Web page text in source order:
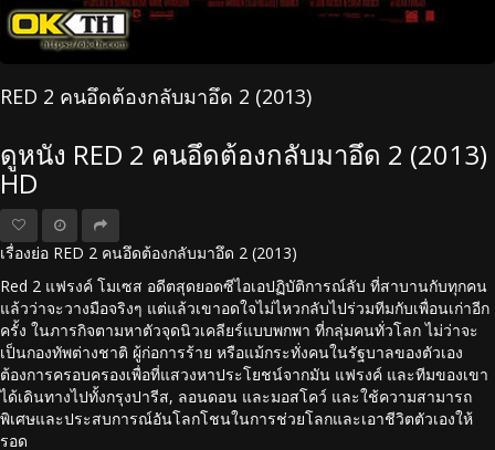
RED 2 คนอึดต้องกลับมาอึด 2 (2013)
ดูหนัง RED 2 คนอึดต้องกลับมาอึด 2 (2013)
HD
เรื่องย่อ RED 2 คนอึดต้องกลับมาอึด 2 (2013)
Red 2 แฟรงค์ โมเซส อดีตสุดยอดซีไอเอปฏิบัติการณ์ลับ ที่สาบานกับทุกคน
แล้วว่าจะวางมือจริงๆ แต่แล้วเขาอดใจไม่ไหวกลับไปร่วมทีมกับเพื่อนเก่าอีก
ครั้ง ในภารกิจตามหาตัวจุดนิวเคลียร์แบบพกพา ที่กลุ่มคนทั่วโลก ไม่ว่าจะ
เป็นกองทัพต่างชาติ ผู้ก่อการร้าย หรือแม้กระทั่งคนในรัฐบาลของตัวเอง
ต้องการครอบครองเพื่อที่แสวงหาประโยชน์จากมัน แฟรงค์ และทีมของเขา
ได้เดินทางไปทั้งกรุงปารีส, ลอนดอน และมอสโคว์ และใช้ความสามารถ
พิเศษและประสบการณ์อันโลกโชนในการช่วยโลกและเอาชีวิตตัวเองให้
รอด